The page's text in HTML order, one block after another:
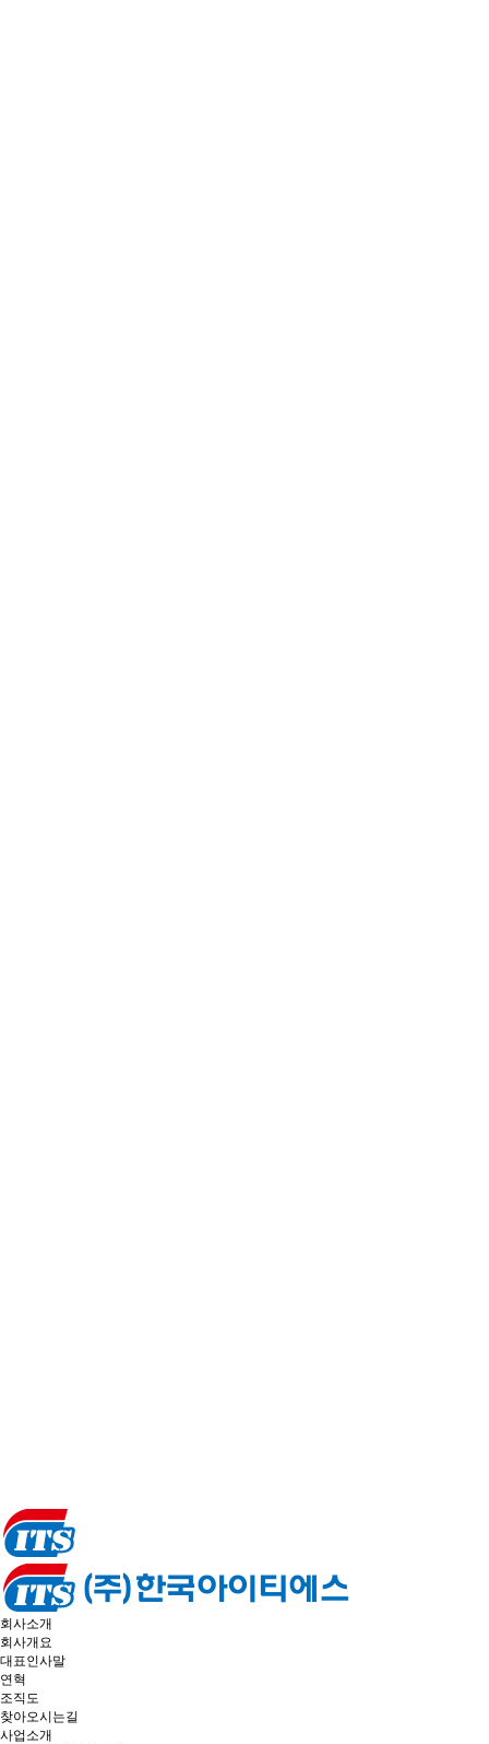
회사소개
회사개요
대표인사말
연혁
조직도
찾아오시는길
사업소개